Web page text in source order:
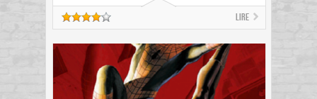
Lire